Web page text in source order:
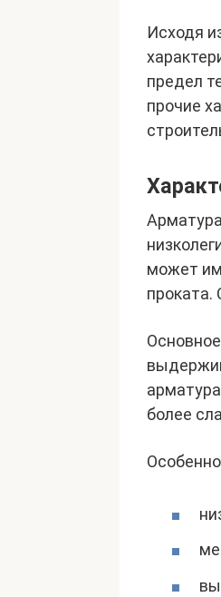
Исходя
предел
прочие
может
проката.
более